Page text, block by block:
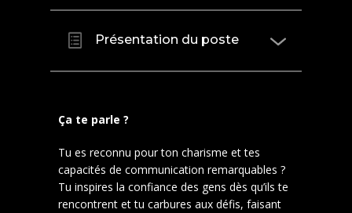
Présentation du poste
Ça te parle ?
Tu es reconnu pour ton charisme et tes
capacités de communication remarquables ?
Tu inspires la confiance des gens dès qu’ils te
rencontrent et tu carbures aux défis, faisant